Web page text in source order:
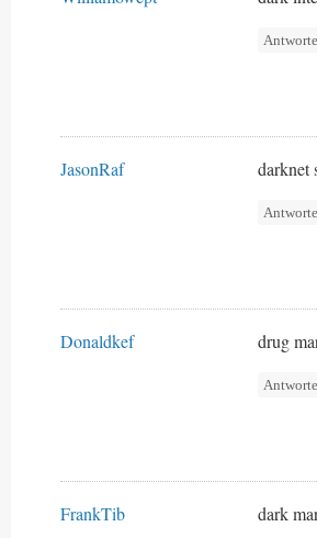
JasonRaf darknet
Donaldkef drug
FrankTib dark